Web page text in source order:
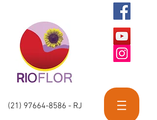
(21) 97664-8586 - RJ